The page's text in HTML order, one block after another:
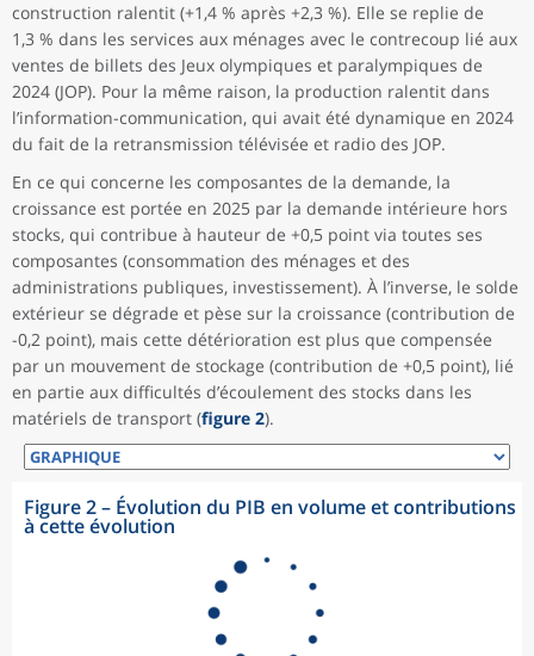
construction ralentit (+1,4 % après +2,3 %). Elle se replie de
1,3 % dans les services aux ménages avec le contrecoup lié aux
ventes de billets des Jeux olympiques et paralympiques de
2024 (JOP). Pour la même raison, la production ralentit dans
l’information-communication, qui avait été dynamique en 2024
du fait de la retransmission télévisée et radio des JOP.
En ce qui concerne les composantes de la demande, la
croissance est portée en 2025 par la demande intérieure hors
stocks, qui contribue à hauteur de +0,5 point via toutes ses
composantes (consommation des ménages et des
administrations publiques, investissement). À l’inverse, le solde
extérieur se dégrade et pèse sur la croissance (contribution de
-0,2 point), mais cette détérioration est plus que compensée
par un mouvement de stockage (contribution de +0,5 point), lié
en partie aux difficultés d’écoulement des stocks dans les
matériels de transport (figure 2).
Figure 2 – Évolution du PIB en volume et contributions
à cette évolution